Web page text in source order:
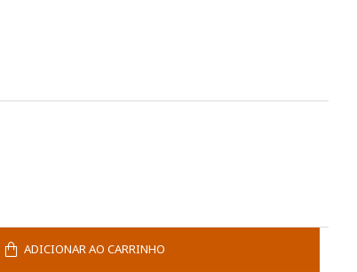
ADICIONAR AO CARRINHO